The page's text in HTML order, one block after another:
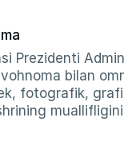
Prezidenti
bilan
fotografik,